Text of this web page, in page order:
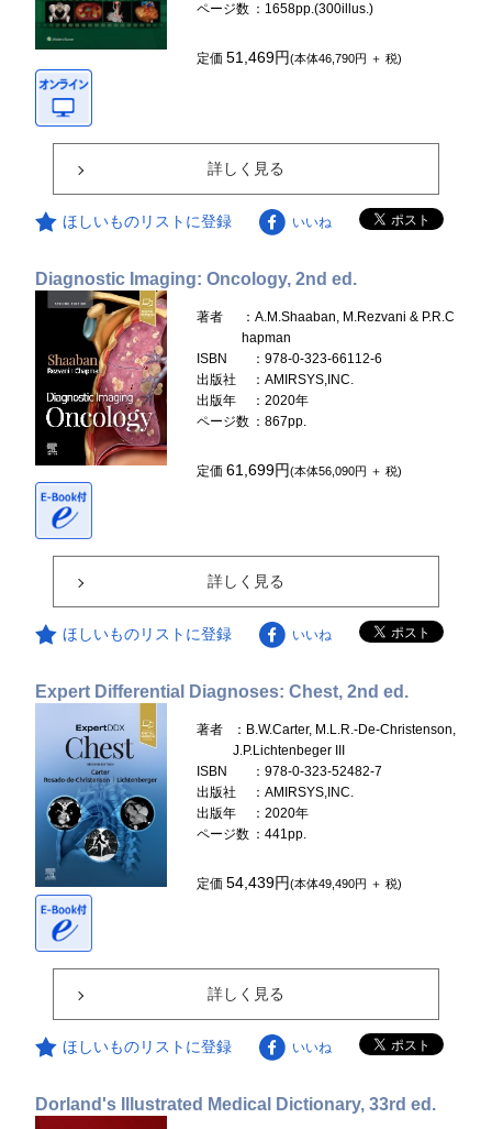
ページ数 ：1658pp.(300illus.)
定価51,469円(本体46,790円 ＋ 税)
詳しく見る
ほしいものリストに登録 いいね
Diagnostic Imaging: Oncology, 2nd ed.
著者
：A.M.Shaaban, M.Rezvani & P.R.C
hapman
ISBN
：978-0-323-66112-6
出版社
：AMIRSYS,INC.
出版年
：2020年
ページ数 ：867pp.
定価61,699円(本体56,090円 ＋ 税)
詳しく見る
ほしいものリストに登録 いいね
Expert Differential Diagnoses: Chest, 2nd ed.
著者
：B.W.Carter, M.L.R.-De-Christenson,
J.P.Lichtenbeger III
ISBN
：978-0-323-52482-7
出版社
：AMIRSYS,INC.
出版年
：2020年
ページ数 ：441pp.
定価54,439円(本体49,490円 ＋ 税)
詳しく見る
ほしいものリストに登録 いいね
Dorland's Illustrated Medical Dictionary, 33rd ed.